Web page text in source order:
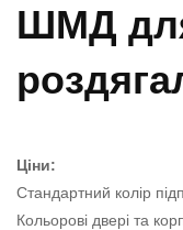
ШМД
Ціни:
Стандартний колір
Кольорові двері та